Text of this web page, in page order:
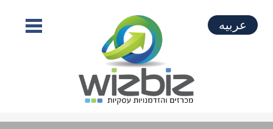
عربيه